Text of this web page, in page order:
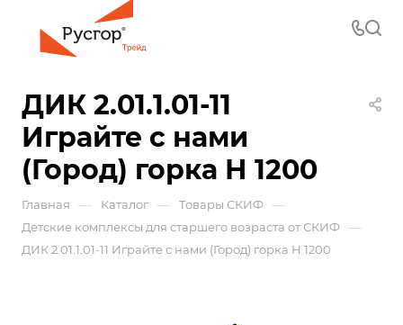
ДИК 2.01.1.01-11
Играйте с нами
(Город) горка Н 1200
Главная — Каталог — Товары СКИФ —
Детские комплексы для старшего возраста от СКИФ —
ДИК 2.01.1.01-11 Играйте с нами (Город) горка Н 1200